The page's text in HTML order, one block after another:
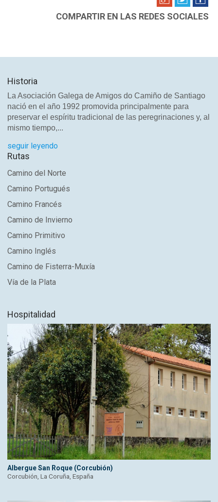
COMPARTIR EN LAS REDES SOCIALES
Historia
La Asociación Galega de Amigos do Camiño de Santiago
nació en el año 1992 promovida principalmente para
preservar el espíritu tradicional de las peregrinaciones y, al
mismo tiempo,...
seguir leyendo
Rutas
Camino del Norte
Camino Portugués
Camino Francés
Camino de Invierno
Camino Primitivo
Camino Inglés
Camino de Fisterra-Muxía
Vía de la Plata
Hospitalidad
Albergue San Roque (Corcubión)
Corcubión, La Coruña, España